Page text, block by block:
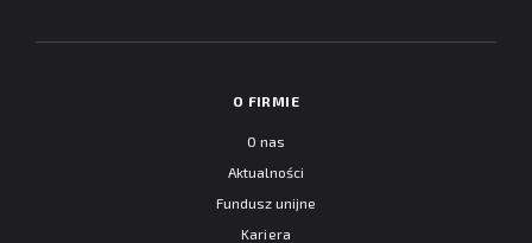
O FIRMIE
O nas
Aktualności
Fundusz unijne
Kariera